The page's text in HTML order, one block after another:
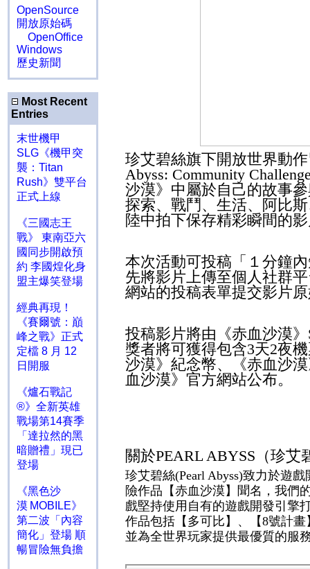
OpenSource
開放原始碼
OpenOffice
Windows
歷史新聞
Most Recent
Entries
末世機甲
SLG《機甲突
襲：Titan
Rush》雙平台
正式上線
《三國志王
戰》 東南亞六
國同步開啟預
約 李國煌化身
盟主爆笑登場
經典再現！
《賽爾號：巔
峰之戰》正式
定檔 8 月 12
日開服
《爐石戰記
®》全新英雄
戰場第14賽季
「達拉然的黑
暗贈禮」現已
登場
《黑色沙
漠 MOBILE》
第二波「內容
簡化」登場 順
暢冒險無負擔
珍艾碧絲旗下開放世界動
Abyss: Community
沙漠》中屬於自己的故事
探索、戰鬥、生活、阿比
陸中拍下保存精彩瞬間的
本次活動可投稿「１分鐘
先將影片上傳至個人社群
網站的投稿表單提交影片
投稿影片將由《赤血沙漠》
獎者將可獲得包含3天2夜
沙漠》紀念幣、《赤血沙
血沙漠》官方網站公布。
關於PEARL ABYSS （珍
珍艾碧絲(Pearl Abyss)致力於遊戲
險作品【赤血沙漠】聞名，我們
戲堅持使用自有的遊戲開發引擎
作品包括【多可比】、【8號計畫
並為全世界玩家提供最優質的服